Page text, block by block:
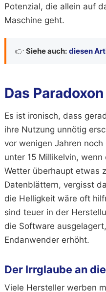
Potenzial, die allein auf
Maschine geht.
👉 Siehe auch: diesen
Das
Es ist ironisch, dass
ihre Nutzung unnötig
vor wenigen Jahren
unter 15 Millikelvin,
Wetter überhaupt etwas
Datenblättern, vergisst
die Helligkeit wäre oft
sind teuer in der
die Software
Endanwender erhöht.
Der Irrglaube an
Viele Hersteller werben